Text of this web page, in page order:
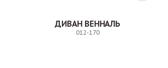
ДИВАН ВЕННАЛЬ
012-170